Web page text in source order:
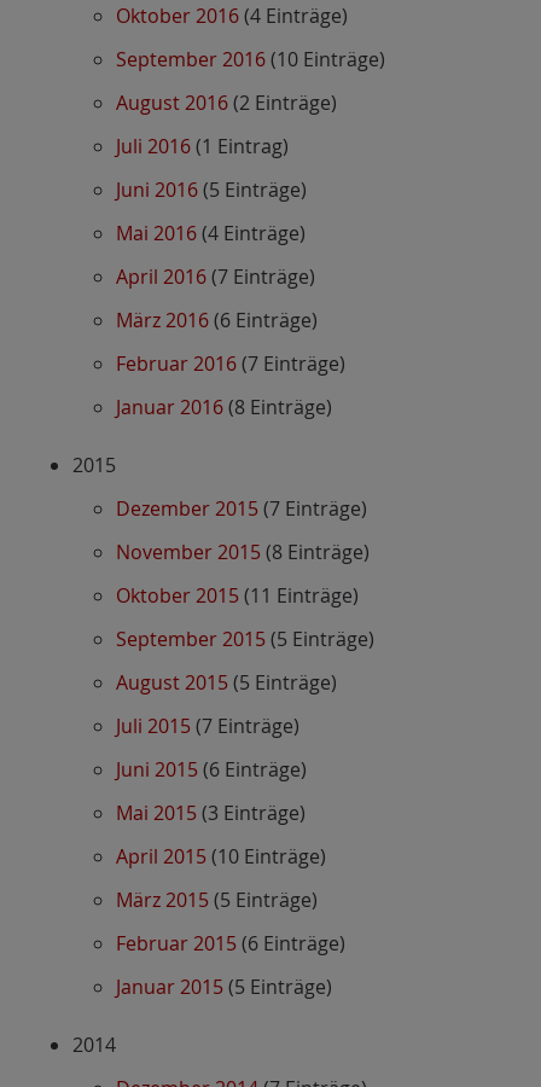
Oktober 2016(4 Einträge)
September 2016(10 Einträge)
August 2016(2 Einträge)
Juli 2016(1 Eintrag)
Juni 2016(5 Einträge)
Mai 2016(4 Einträge)
April 2016(7 Einträge)
März 2016(6 Einträge)
Februar 2016(7 Einträge)
Januar 2016(8 Einträge)
2015
Dezember 2015(7 Einträge)
November 2015(8 Einträge)
Oktober 2015(11 Einträge)
September 2015(5 Einträge)
August 2015(5 Einträge)
Juli 2015(7 Einträge)
Juni 2015(6 Einträge)
Mai 2015(3 Einträge)
April 2015(10 Einträge)
März 2015(5 Einträge)
Februar 2015(6 Einträge)
Januar 2015(5 Einträge)
2014